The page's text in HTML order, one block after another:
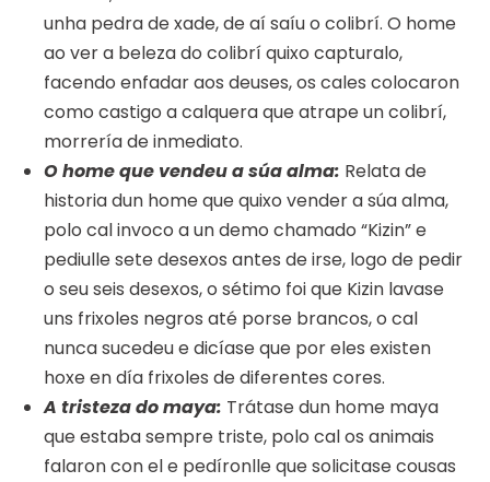
unha pedra de xade, de aí saíu o colibrí. O home
ao ver a beleza do colibrí quixo capturalo,
facendo enfadar aos deuses, os cales colocaron
como castigo a calquera que atrape un colibrí,
morrería de inmediato.
O home que vendeu a súa alma: Relata de
historia dun home que quixo vender a súa alma,
polo cal invoco a un demo chamado “Kizin” e
pediulle sete desexos antes de irse, logo de pedir
o seu seis desexos, o sétimo foi que Kizin lavase
uns frixoles negros até porse brancos, o cal
nunca sucedeu e dicíase que por eles existen
hoxe en día frixoles de diferentes cores.
A tristeza do maya: Trátase dun home maya
que estaba sempre triste, polo cal os animais
falaron con el e pedíronlle que solicitase cousas